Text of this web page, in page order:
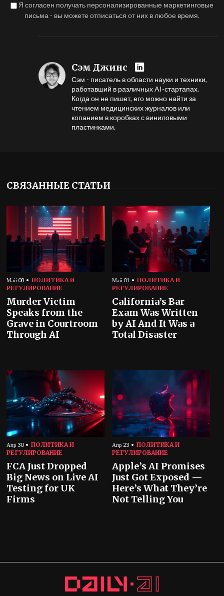
Я согласен получать персонализированные маркетинговые
письма - вы можете отписаться от них в любое время.
Сэм Джинс
Сэм - писатель в области науки и техники,
работавший в различных AI-стартапах.
Когда он не пишет, его можно найти за
чтением медицинских журналов или
копанием в коробках с виниловыми
пластинками.
СВЯЗАННЫЕ СТАТЬИ
Май 08
ПОЛИТИКА И
РЕГУЛИРОВАНИЕ
Murder Victim
Speaks from the
Grave in Courtroom
Through AI
Май 01
ПОЛИТИКА И
РЕГУЛИРОВАНИЕ
California’s Bar
Exam Was Written
by AI And It Was a
Total Disaster
Апр 30
ПОЛИТИКА И
РЕГУЛИРОВАНИЕ
FCA Just Dropped
Big News on Live AI
Testing for UK
Firms
Апр 23
ПОЛИТИКА И
РЕГУЛИРОВАНИЕ
Apple’s AI Promises
Just Got Exposed —
Here’s What They’re
Not Telling You